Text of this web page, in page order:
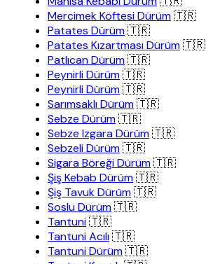
Mercimek Köftesi Dürüm🇹🇷
Patates Dürüm🇹🇷
Patates Kızartması Dürüm🇹🇷
Patlıcan Dürüm🇹🇷
Peynirli Dürüm🇹🇷
Peynirli Dürüm🇹🇷
Sarımsaklı Dürüm🇹🇷
Sebze Dürüm🇹🇷
Sebze Izgara Dürüm🇹🇷
Sebzeli Dürüm🇹🇷
Sigara Böreği Dürüm🇹🇷
Şiş Kebab Dürüm🇹🇷
Şiş Tavuk Dürüm🇹🇷
Soslu Dürüm🇹🇷
Tantuni🇹🇷
Tantuni Acılı🇹🇷
Tantuni Dürüm🇹🇷